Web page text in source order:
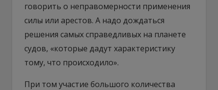
говорить о неправомерности применения
силы или арестов. А надо дождаться
решения самых справедливых на планете
судов, «которые дадут характеристику
тому, что происходило».
При том участие большого количества